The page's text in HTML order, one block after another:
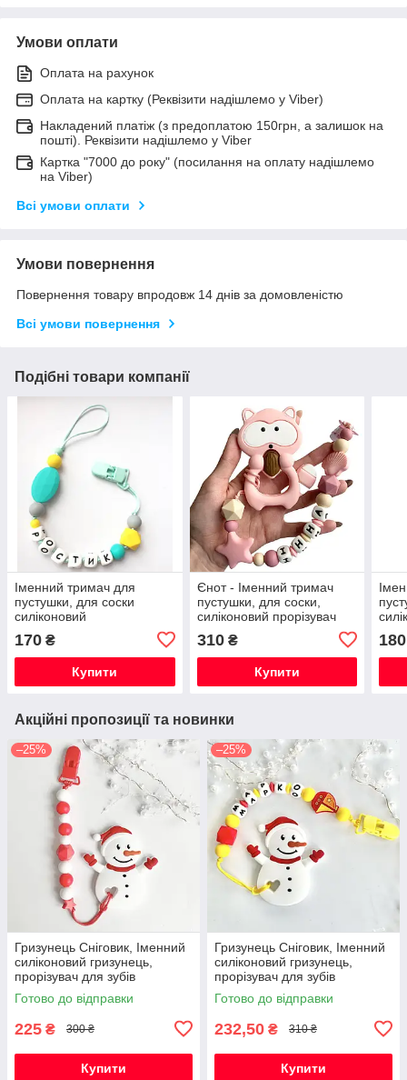
Умови оплати
Оплата на рахунок
Оплата на картку (Реквізити надішлемо у Viber)
Накладений платіж (з предоплатою 150грн, а залишок на
пошті). Реквізити надішлемо у Viber
Картка "7000 до року" (посилання на оплату надішлемо
на Viber)
Всі умови оплати
Умови повернення
Повернення товару впродовж 14 днів за домовленістю
Всі умови повернення
Подібні товари компанії
Іменний тримач для
пустушки, для соски
силіконовий
170 ₴
Купити
Єнот - Іменний тримач
пустушки, для соски,
силіконовий прорізувач
310₴
Купити
180
Акційні пропозиції та новинки
–25%
Гризунець Сніговик, Іменний
силіконовий гризунець,
прорізувач для зубів
Готово до відправки
225 ₴ 300 ₴
Купити
–25%
Гризунець Сніговик, Іменний
силіконовий гризунець,
прорізувач для зубів
Готово до відправки
232,50 ₴ 310 ₴
Купити